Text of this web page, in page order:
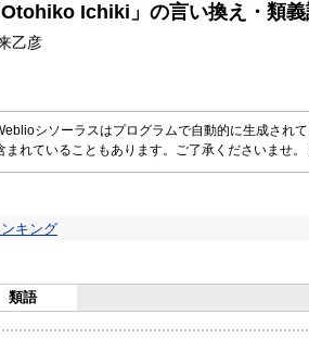
Otohiko Ichiki 」の言い換え・類
乙彦
シソーラスはプログラムで自動的に生成され
まれていることもあります。ご了承くださいませ。
キング
類語